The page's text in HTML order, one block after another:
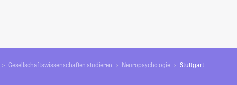
Gesellschafts­­wissenschaften studieren Neuropsychologie Stuttgart